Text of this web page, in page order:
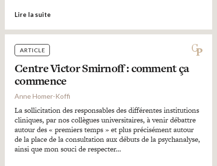
Lire la suite
ARTICLE
Centre Victor Smirnoff : comment ça
commence
Anne Homer-Koffi
La sollicitation des responsables des différentes institutions
cliniques, par nos collègues universitaires, à venir débattre
autour des « premiers temps » et plus précisément autour
de la place de la consultation aux débuts de la psychanalyse,
ainsi que mon souci de respecter…